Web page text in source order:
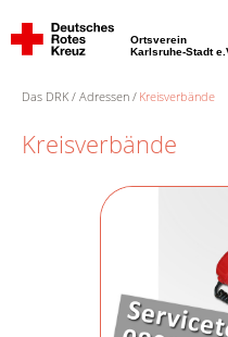
Ortsverein
Karlsruhe-Stadt
Das DRK Adressen Kreisverbände
Kreisverbände